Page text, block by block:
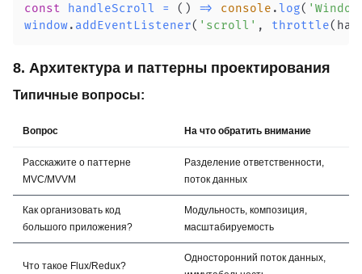
const handleScroll = ( ) => console .log(
window. addEventListener( 'scroll' , throttle(
8. Архитектура и паттерны проектирования
Типичные вопросы:
Вопрос На что обратить внимание
Расскажите о паттерне
MVC/MVVM
Разделение ответственности,
поток данных
Как организовать код
большого приложения?
Модульность, композиция,
масштабируемость
Что такое Flux/Redux?
Односторонний поток данных,